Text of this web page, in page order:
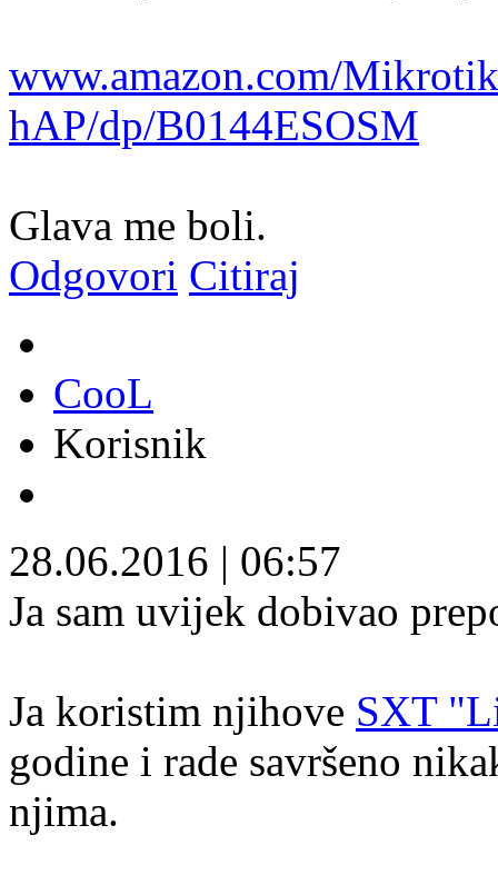
www.amazon.com/
hAP/dp/B0144ESOSM
Glava me boli.
Odgovori Citiraj
CooL
Korisnik
28.06.2016 | 06:57
Ja sam uvijek dobivao
Ja koristim njihove SXT
godine i rade savršeno
njima.